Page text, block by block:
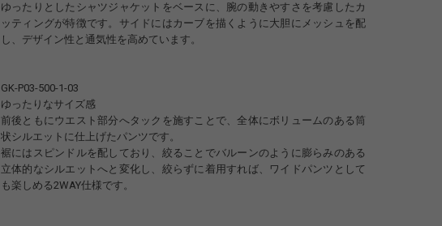
ゆったりとしたシャツジャケットをベースに、腕の動きやすさを考慮したカ
ッティングが特徴です。サイドにはカーブを描くように大胆にメッシュを配
し、デザイン性と通気性を高めています。
GK-P03-500-1-03
ゆったりなサイズ感
前後ともにウエスト部分へタックを施すことで、全体にボリュームのある筒
状シルエットに仕上げたパンツです。
裾にはスピンドルを配しており、絞ることでバルーンのように膨らみのある
立体的なシルエットへと変化し、絞らずに着用すれば、ワイドパンツとして
も楽しめる2WAY仕様です。